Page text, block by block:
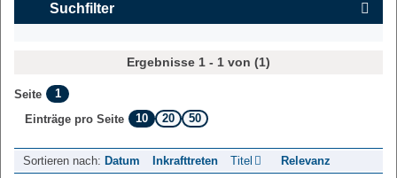
Suchfilter
Ergebnisse 1 - 1 von (1)
Seite
1
Einträge pro Seite
10 20 50
Sortieren nach: Datum Inkrafttreten Titel Relevanz